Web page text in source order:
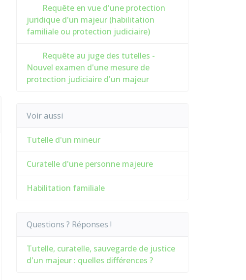
Requête en vue d'une protection
juridique d'un majeur (habilitation
familiale ou protection judiciaire)
Requête au juge des tutelles -
Nouvel examen d'une mesure de
protection judiciaire d'un majeur
Voir aussi
Tutelle d'un mineur
Curatelle d'une personne majeure
Habilitation familiale
Questions ? Réponses !
Tutelle, curatelle, sauvegarde de justice
d'un majeur : quelles différences ?